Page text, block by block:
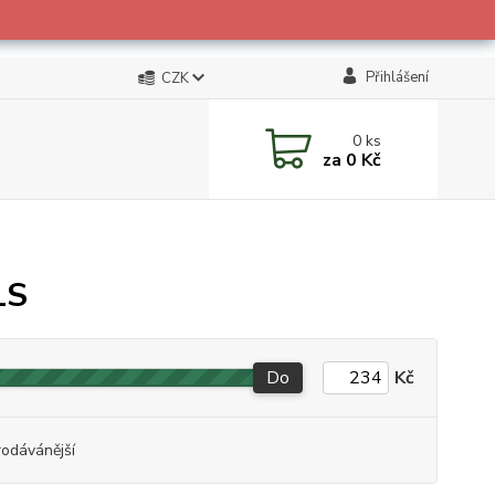
CZK Přihlášení
0ks
za 0 Kč
Do Kč